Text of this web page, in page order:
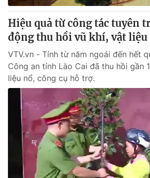
Hiệu quả từ công tác tuyên
động thu hồi vũ khí, vật liệu
VTV.vn - Tính từ năm ngoái đến hết
Công an tỉnh Lào Cai đã thu hồi gần
liệu nổ, công cụ hỗ trợ.